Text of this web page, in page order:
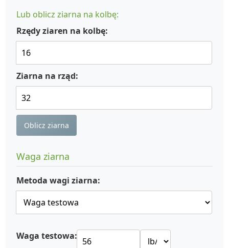
Lub oblicz ziarna na kolbę:
Rzędy ziaren na kolbę:
Ziarna na rząd:
Oblicz ziarna
Waga ziarna
Metoda wagi ziarna:
Waga testowa: